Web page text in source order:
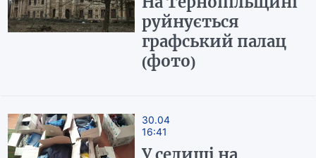
руйнується
графський палац
(фото)
30.04
16:41